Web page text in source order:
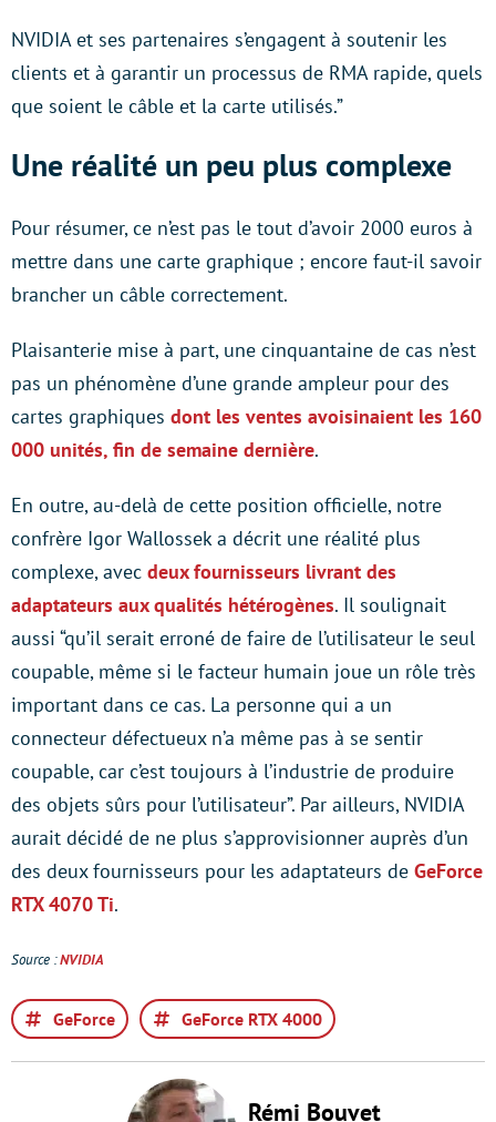
NVIDIA et ses partenaires s’engagent à soutenir les
clients et à garantir un processus de RMA rapide, quels
que soient le câble et la carte utilisés.”
Une réalité un peu plus complexe
Pour résumer, ce n’est pas le tout d’avoir 2000 euros à
mettre dans une carte graphique ; encore faut-il savoir
brancher un câble correctement.
Plaisanterie mise à part, une cinquantaine de cas n’est
pas un phénomène d’une grande ampleur pour des
cartes graphiques dont les ventes avoisinaient les 160
000 unités, fin de semaine dernière.
En outre, au-delà de cette position officielle, notre
confrère Igor Wallossek a décrit une réalité plus
complexe, avec deux fournisseurs livrant des
adaptateurs aux qualités hétérogènes. Il soulignait
aussi “qu’il serait erroné de faire de l’utilisateur le seul
coupable, même si le facteur humain joue un rôle très
important dans ce cas. La personne qui a un
connecteur défectueux n’a même pas à se sentir
coupable, car c’est toujours à l’industrie de produire
des objets sûrs pour l’utilisateur”. Par ailleurs, NVIDIA
aurait décidé de ne plus s’approvisionner auprès d’un
des deux fournisseurs pour les adaptateurs de GeForce
RTX 4070 Ti.
Source :NVIDIA
GeForce GeForce RTX 4000
Rémi Bouvet